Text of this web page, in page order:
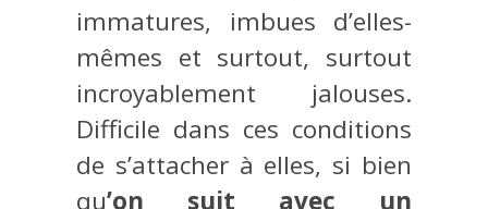
immatures, imbues d’elles-
mêmes et surtout, surtout
incroyablement jalouses.
Difficile dans ces conditions
de s’attacher à elles, si bien
qu’on suit avec un